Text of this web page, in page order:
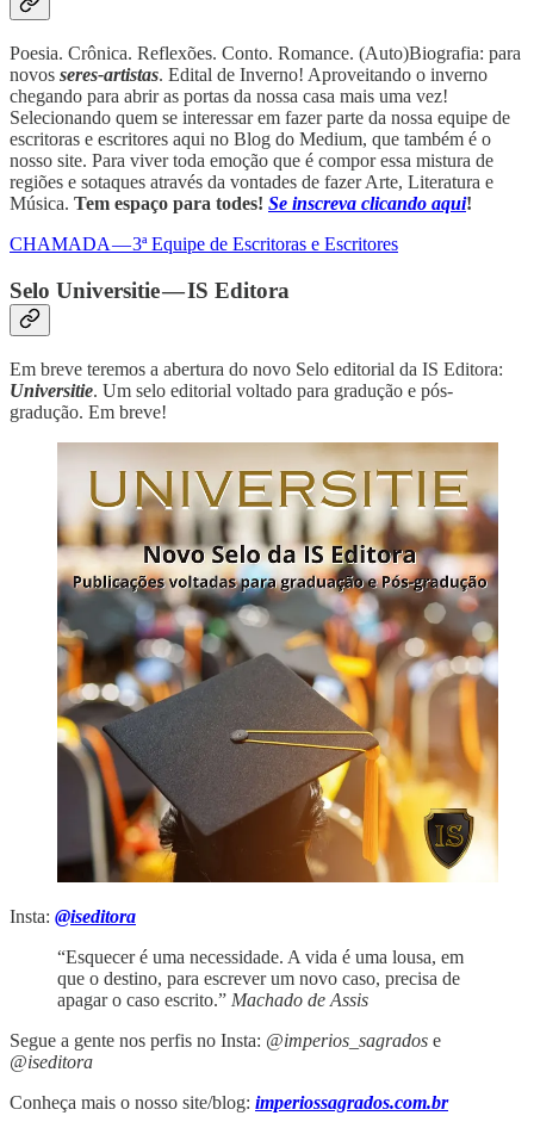
Poesia. Crônica. Reflexões. Conto. Romance. (Auto)Biografia: para
novos seres-artistas. Edital de Inverno! Aproveitando o inverno
chegando para abrir as portas da nossa casa mais uma vez!
Selecionando quem se interessar em fazer parte da nossa equipe de
escritoras e escritores aqui no Blog do Medium, que também é o
nosso site. Para viver toda emoção que é compor essa mistura de
regiões e sotaques através da vontades de fazer Arte, Literatura e
Música. Tem espaço para todes! Se inscreva clicando aqui!
CHAMADA — 3ª Equipe de Escritoras e Escritores
Selo Universitie — IS Editora
Em breve teremos a abertura do novo Selo editorial da IS Editora:
Universitie. Um selo editorial voltado para gradução e pós-
gradução. Em breve!
Insta: @iseditora
“Esquecer é uma necessidade. A vida é uma lousa, em
que o destino, para escrever um novo caso, precisa de
apagar o caso escrito.” Machado de Assis
Segue a gente nos perfis no Insta: @imperios_sagrados e
@iseditora
Conheça mais o nosso site/blog: imperiossagrados.com.br